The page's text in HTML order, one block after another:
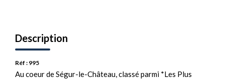
Description
Réf : 995
Au coeur de Ségur-le-Château, classé parmi *Les Plus